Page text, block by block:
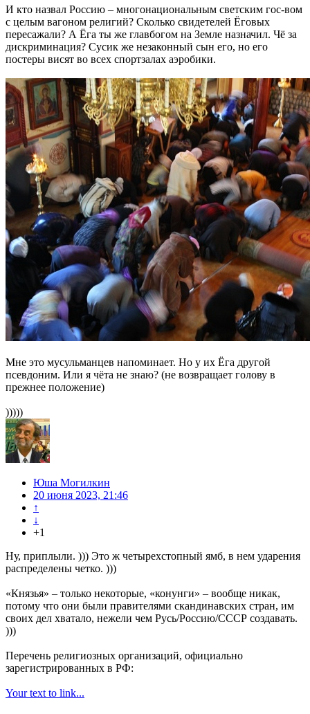
И кто назвал Россию – многонациональным светским гос-вом
с целым вагоном религий? Сколько свидетелей Ёговых
пересажали? А Ёга ты же главбогом на Земле назначил. Чё за
дискриминация? Сусик же незаконный сын его, но его
постеры висят во всех спортзалах аэробики.
Мне это мусульманцев напоминает. Но у их Ёга другой
псевдоним. Или я чёта не знаю? (не возвращает голову в
прежнее положение)
)))))
Юша Могилкин
20 июня 2023, 21:46
↑
↓
+1
Ну, приплыли. ))) Это ж четырехстопный ямб, в нем ударения
распределены четко. )))
«Князья» – только некоторые, «конунги» – вообще никак,
потому что они были правителями скандинавских стран, им
своих дел хватало, нежели чем Русь/Россию/СССР создавать.
)))
Перечень религиозных организаций, официально
зарегистрированных в РФ:
Your text to link...